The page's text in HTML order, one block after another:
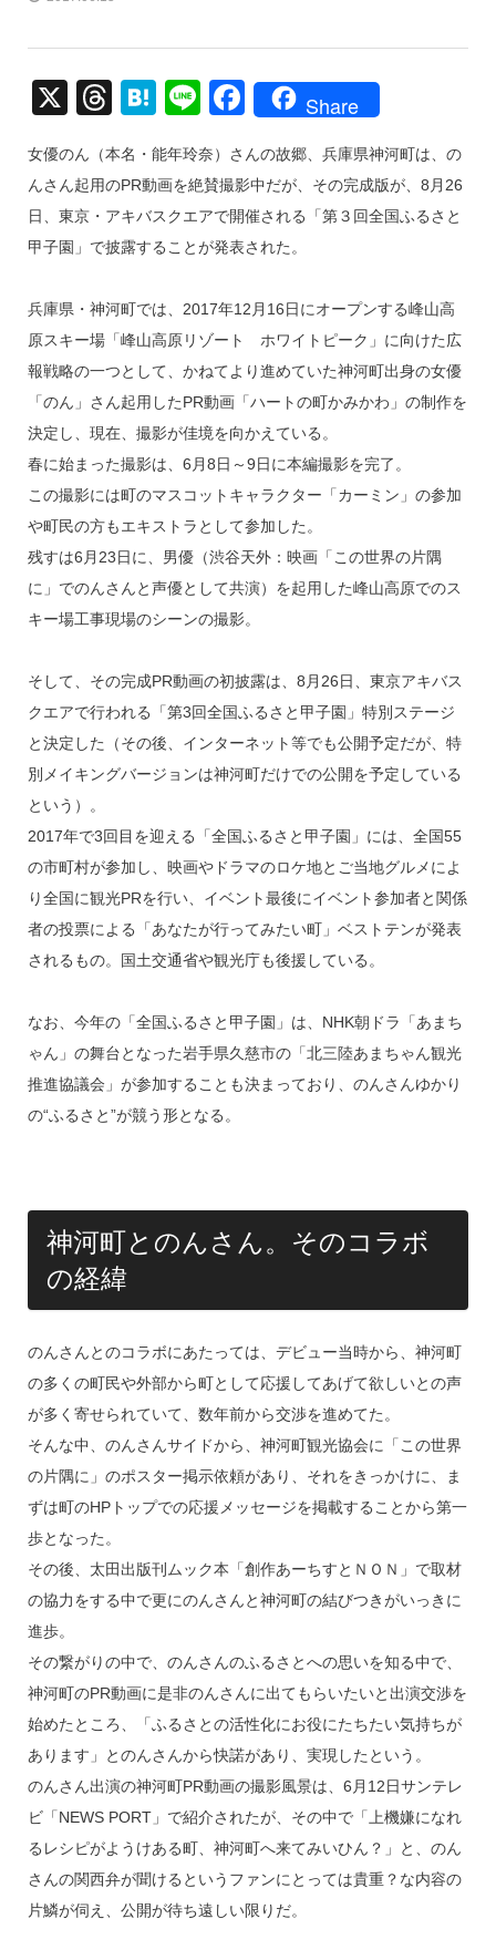
X T
e
a
d
H
e
n
a
Li
e
F
c
e
b
o
k
Share
女優のん（本名・能年玲奈）さんの故郷、兵庫県神河町は、の
んさん起用のPR動画を絶賛撮影中だが、その完成版が、8月26
日、東京・アキバスクエアで開催される「第３回全国ふるさと
甲子園」で披露することが発表された。
兵庫県・神河町では、2017年12月16日にオープンする峰山高
原スキー場「峰山高原リゾート ホワイトピーク」に向けた広
報戦略の一つとして、かねてより進めていた神河町出身の女優
「のん」さん起用したPR動画「ハートの町かみかわ」の制作を
決定し、現在、撮影が佳境を向かえている。
春に始まった撮影は、6月8日～9日に本編撮影を完了。
この撮影には町のマスコットキャラクター「カーミン」の参加
や町民の方もエキストラとして参加した。
残すは6月23日に、男優（渋谷天外：映画「この世界の片隅
に」でのんさんと声優として共演）を起用した峰山高原でのス
キー場工事現場のシーンの撮影。
そして、その完成PR動画の初披露は、8月26日、東京アキバス
クエアで行われる「第3回全国ふるさと甲子園」特別ステージ
と決定した（その後、インターネット等でも公開予定だが、特
別メイキングバージョンは神河町だけでの公開を予定している
という）。
2017年で3回目を迎える「全国ふるさと甲子園」には、全国55
の市町村が参加し、映画やドラマのロケ地とご当地グルメによ
り全国に観光PRを行い、イベント最後にイベント参加者と関係
者の投票による「あなたが行ってみたい町」ベストテンが発表
されるもの。国土交通省や観光庁も後援している。
なお、今年の「全国ふるさと甲子園」は、NHK朝ドラ「あまち
ゃん」の舞台となった岩手県久慈市の「北三陸あまちゃん観光
推進協議会」が参加することも決まっており、のんさんゆかり
の“ふるさと”が競う形となる。
神河町とのんさん。そのコラボ
の経緯
のんさんとのコラボにあたっては、デビュー当時から、神河町
の多くの町民や外部から町として応援してあげて欲しいとの声
が多く寄せられていて、数年前から交渉を進めてた。
そんな中、のんさんサイドから、神河町観光協会に「この世界
の片隅に」のポスター掲示依頼があり、それをきっかけに、ま
ずは町のHPトップでの応援メッセージを掲載することから第一
歩となった。
その後、太田出版刊ムック本「創作あーちすとＮＯＮ」で取材
の協力をする中で更にのんさんと神河町の結びつきがいっきに
進歩。
その繋がりの中で、のんさんのふるさとへの思いを知る中で、
神河町のPR動画に是非のんさんに出てもらいたいと出演交渉を
始めたところ、「ふるさとの活性化にお役にたちたい気持ちが
あります」とのんさんから快諾があり、実現したという。
のんさん出演の神河町PR動画の撮影風景は、6月12日サンテレ
ビ「NEWS PORT」で紹介されたが、その中で「上機嫌になれ
るレシピがようけある町、神河町へ来てみいひん？」と、のん
さんの関西弁が聞けるというファンにとっては貴重？な内容の
片鱗が伺え、公開が待ち遠しい限りだ。